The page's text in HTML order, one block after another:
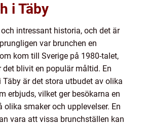
i Täby
intressant historia, och det är
var brunchen en
kom till Sverige på 1980-talet,
det blivit en populär måltid. En
är det stora utbudet av olika
erbjuds, vilket ger besökarna en
smaker och upplevelser. En
vara att vissa brunchställen kan